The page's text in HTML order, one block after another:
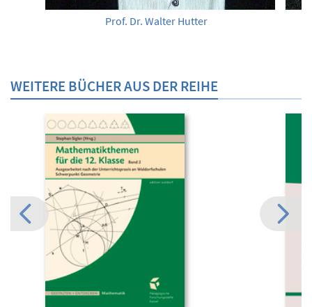
Prof. Dr. Walter Hutter
WEITERE BÜCHER AUS DER REIHE